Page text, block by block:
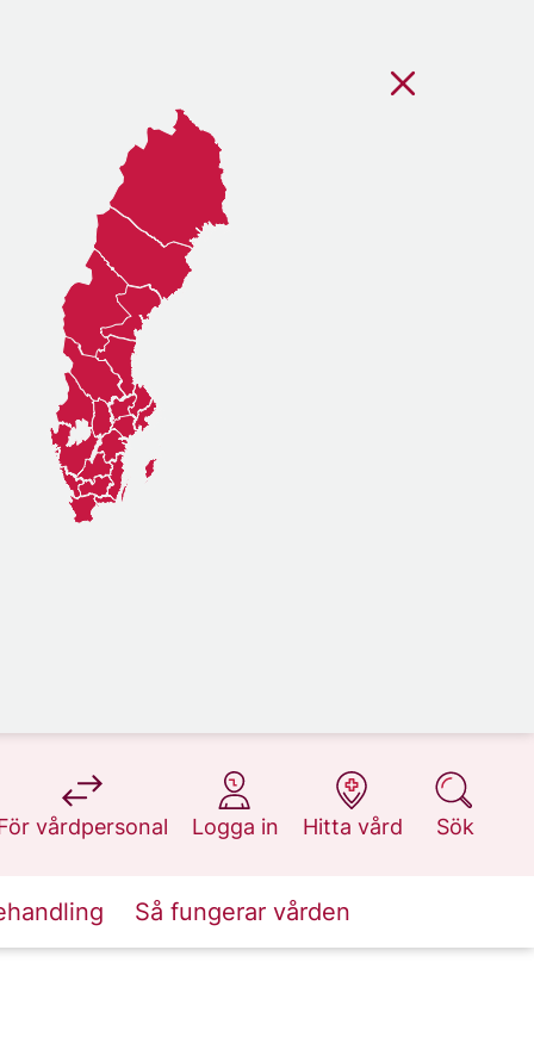
vårdpersonal
på 1177.se
Logga in
på 1177.se
Hitta vård
på 1177.se
Sök
på 1177.se
Så fungerar vården